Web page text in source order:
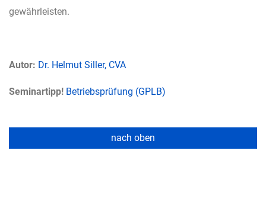
gewährleisten.
Autor: Dr. Helmut Siller, CVA
Seminartipp! Betriebsprüfung (GPLB)
nach oben